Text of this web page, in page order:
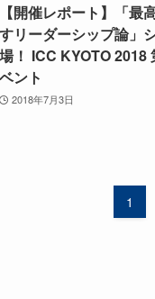
【開催レポート】「最
すリーダーシップ論」
場！ ICC KYOTO 2018
ベント
2018年7月3日
1